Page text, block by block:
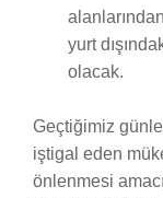
yurt
olacak.
Geçtiğimiz
iştigal eden
önlenmesi